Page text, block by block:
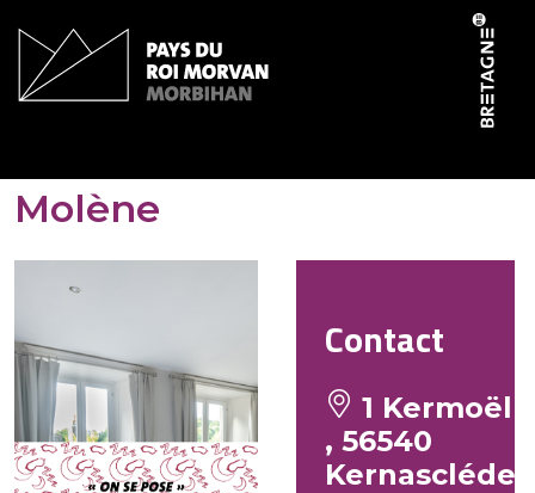
Molène
Contact
1 Kermoël
, 56540
Kernascléden